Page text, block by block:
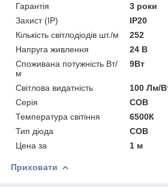
Гарантія
3 роки
Захист (IP)
IP20
Кількість світлодіодів шт./м
252
Напруга живлення
24 В
Споживана потужність Вт/
м
9Вт
Світлова видатність
100 Лм/
Серія
COB
Температура світіння
6500К
Тип діода
COB
Цена за
1 м
Приховати